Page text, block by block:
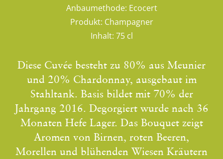
Anbaumethode: Ecocert
Produkt: Champagner
Inhalt: 75 cl
Diese Cuvée besteht zu 80% aus Meunier
und 20% Chardonnay, ausgebaut im
Stahltank. Basis bildet mit 70% der
Jahrgang 2016. Degorgiert wurde nach 36
Monaten Hefe Lager. Das Bouquet zeigt
Aromen von Birnen, roten Beeren,
Morellen und blühenden Wiesen Kräutern